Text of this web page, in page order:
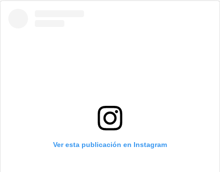
Ver esta publicación en Instagram